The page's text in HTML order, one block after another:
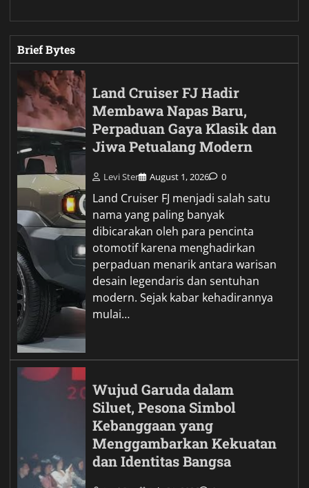
Brief Bytes
Land Cruiser FJ Hadir
Membawa Napas Baru,
Perpaduan Gaya Klasik dan
Jiwa Petualang Modern
Levi Ster August 1, 2026 0
Land Cruiser FJ menjadi salah satu
nama yang paling banyak
dibicarakan oleh para pencinta
otomotif karena menghadirkan
perpaduan menarik antara warisan
desain legendaris dan sentuhan
modern. Sejak kabar kehadirannya
mulai…
Wujud Garuda dalam
Siluet, Pesona Simbol
Kebanggaan yang
Menggambarkan Kekuatan
dan Identitas Bangsa